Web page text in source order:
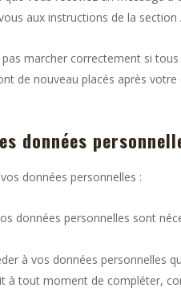
aux instructions de la
marcher correctement si
de nouveau placés après
données
données personnelles :
données personnelles sont
à vos données personnelles
à tout moment de compléter,